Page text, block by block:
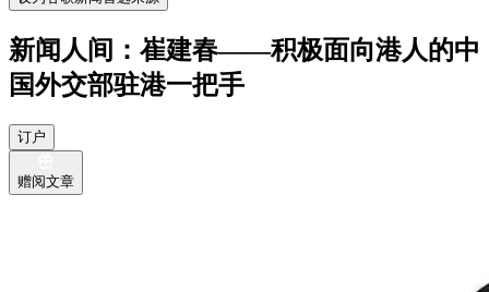
新闻人间：崔建春——积极面向港人的中
国外交部驻港一把手
订户
赠阅文章